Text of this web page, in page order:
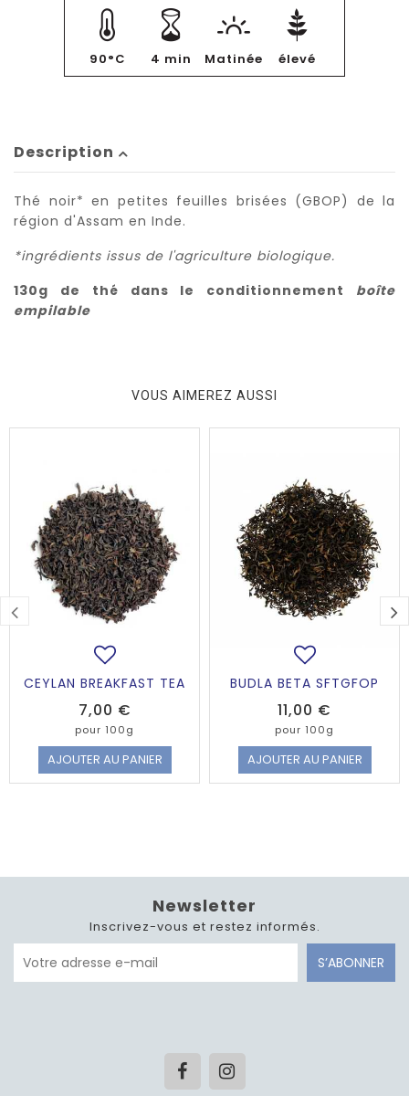
90°C 4 min Matinée élevé
Description
Thé noir* en petites feuilles brisées (GBOP) de la
région d'Assam en Inde.
*ingrédients issus de l'agriculture biologique.
130g de thé dans le conditionnement boîte
empilable
VOUS AIMEREZ AUSSI
CEYLAN BREAKFAST TEA
Prix
7,00 €
pour 100g
AJOUTER AU PANIER
BUDLA BETA SFTGFOP
Prix
11,00 €
pour 100g
AJOUTER AU PANIER
Newsletter
Inscrivez-vous et restez informés.
S’ABONNER